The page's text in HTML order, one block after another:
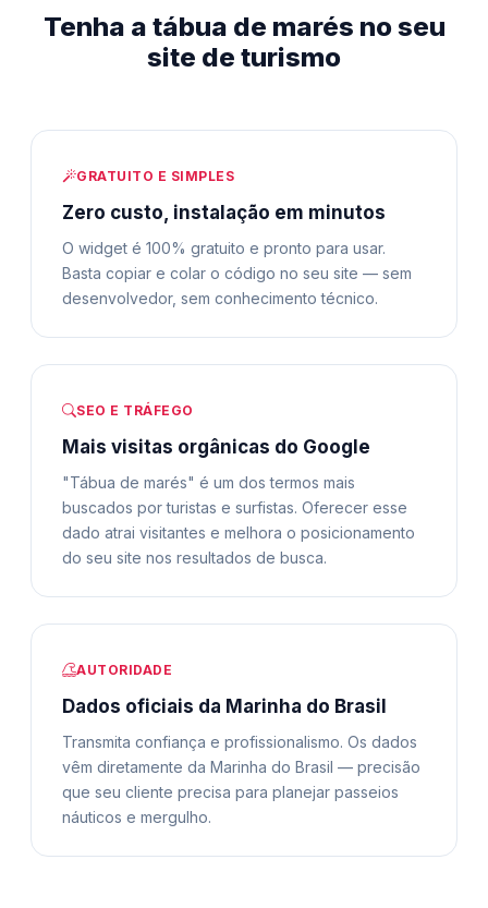
Tenha a tábua de marés no seu
site de turismo
GRATUITO E SIMPLES
Zero custo, instalação em minutos
O widget é 100% gratuito e pronto para usar.
Basta copiar e colar o código no seu site — sem
desenvolvedor, sem conhecimento técnico.
SEO E TRÁFEGO
Mais visitas orgânicas do Google
"Tábua de marés" é um dos termos mais
buscados por turistas e surfistas. Oferecer esse
dado atrai visitantes e melhora o posicionamento
do seu site nos resultados de busca.
AUTORIDADE
Dados oficiais da Marinha do Brasil
Transmita confiança e profissionalismo. Os dados
vêm diretamente da Marinha do Brasil — precisão
que seu cliente precisa para planejar passeios
náuticos e mergulho.